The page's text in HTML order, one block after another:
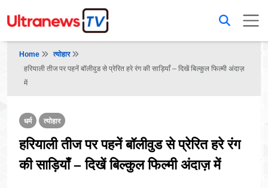
Home
त्योहार
हरियाली तीज पर पहनें बॉलीवुड से प्रेरित हरे रंग की साड़ियाँ – दिखें बिल्कुल फिल्मी अंदाज़
में
धर्म त्योहार
हरियाली तीज पर पहनें बॉलीवुड से प्रेरित हरे रंग
की साड़ियाँ – दिखें बिल्कुल फिल्मी अंदाज़ में